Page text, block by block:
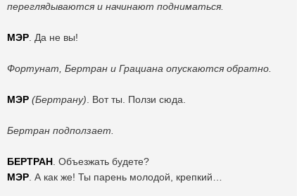
переглядываются и начинают подниматься.
МЭР . Да не вы!
Фортунат, Бертран и Грациана опускаются обратно.
МЭР (Бертрану) . Вот ты. Ползи сюда.
Бертран подползает.
БЕРТРАН . Объезжать будете?
МЭР . А как же! Ты парень молодой, крепкий…